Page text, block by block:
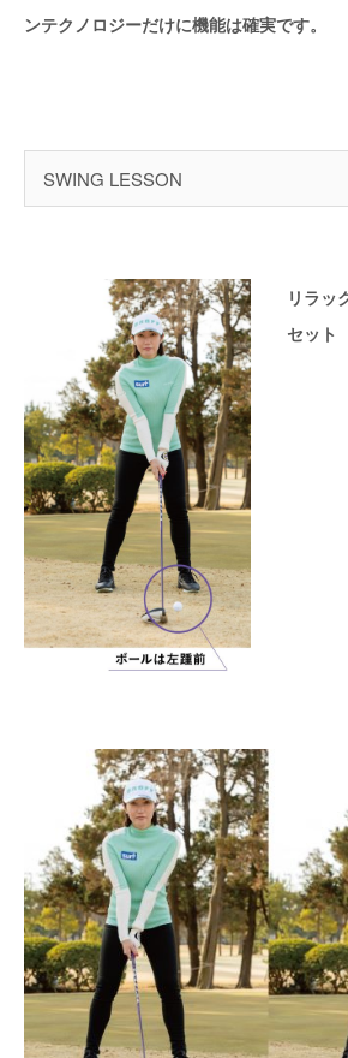
ンテクノロジーだけに機能は確実です。
SWING LESSON
リラッ
セット